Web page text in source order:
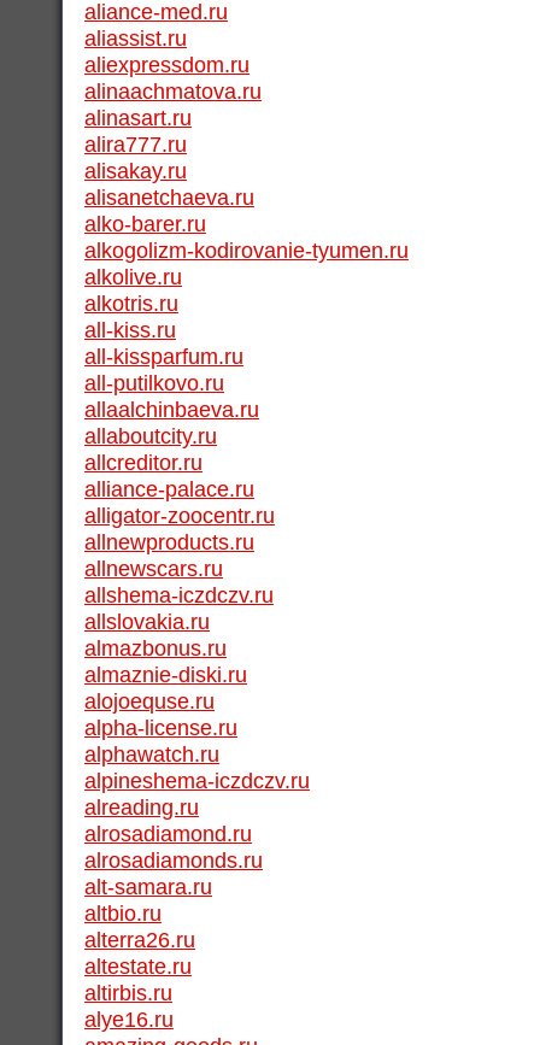
aliance-med.ru
aliassist.ru
aliexpressdom.ru
alinaachmatova.ru
alinasart.ru
alira777.ru
alisakay.ru
alisanetchaeva.ru
alko-barer.ru
alkogolizm-kodirovanie-tyumen.ru
alkolive.ru
alkotris.ru
all-kiss.ru
all-kissparfum.ru
all-putilkovo.ru
allaalchinbaeva.ru
allaboutcity.ru
allcreditor.ru
alliance-palace.ru
alligator-zoocentr.ru
allnewproducts.ru
allnewscars.ru
allshema-iczdczv.ru
allslovakia.ru
almazbonus.ru
almaznie-diski.ru
alojoequse.ru
alpha-license.ru
alphawatch.ru
alpineshema-iczdczv.ru
alreading.ru
alrosadiamond.ru
alrosadiamonds.ru
alt-samara.ru
altbio.ru
alterra26.ru
altestate.ru
altirbis.ru
alye16.ru